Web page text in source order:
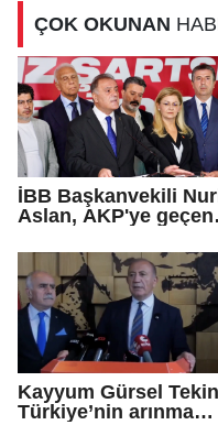
ÇOK OKUNAN
İBB Başkanvekili
Aslan, AKP'ye geçen
iddialarına yanıt
Kayyum Gürsel
Türkiye’nin arınma